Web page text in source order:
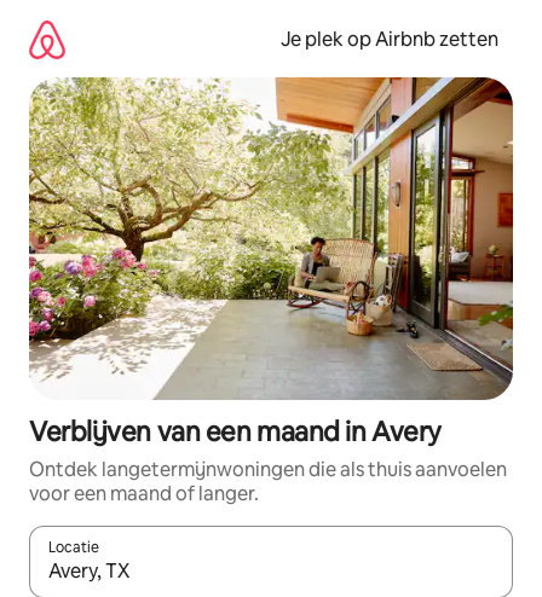
direct
naar
inhoud
Je plek op Airbnb zetten
Verblijven van een maand in Avery
Ontdek langetermijnwoningen die als thuis aanvoelen
voor een maand of langer.
Locatie
Wanneer er resultaten beschikbaar zijn, maak je een keuze